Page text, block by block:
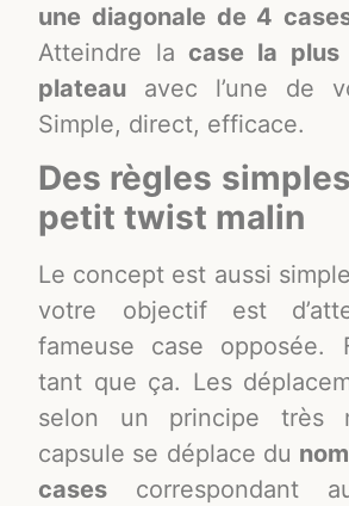
une diagonale de 4
Atteindre lacase la plus
plateau avec l’une de
Simple, direct, efficace.
Des règles
petit twist malin
Le concept est aussi
votre objectif est
fameuse case opposée.
tant que ça. Les
selon un principe très
capsule se déplace du
cases correspondant